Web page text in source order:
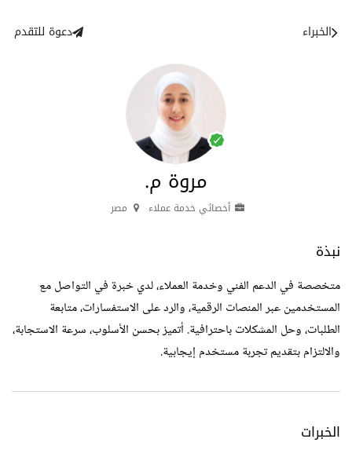
الخبراء دعوة للتقدم
مروة م.
أخصائي خدمة عملاء مصر
نبذة
متخصصة في الدعم الفني وخدمة العملاء، لدي خبرة في التواصل مع
المستخدمين عبر المنصات الرقمية، والرد على الاستفسارات، متابعة
الطلبات، وحل المشكلات باحترافية. أتميز بحسن الأسلوب، سرعة الاستجابة،
والالتزام بتقديم تجربة مستخدم إيجابية.
الخبرات